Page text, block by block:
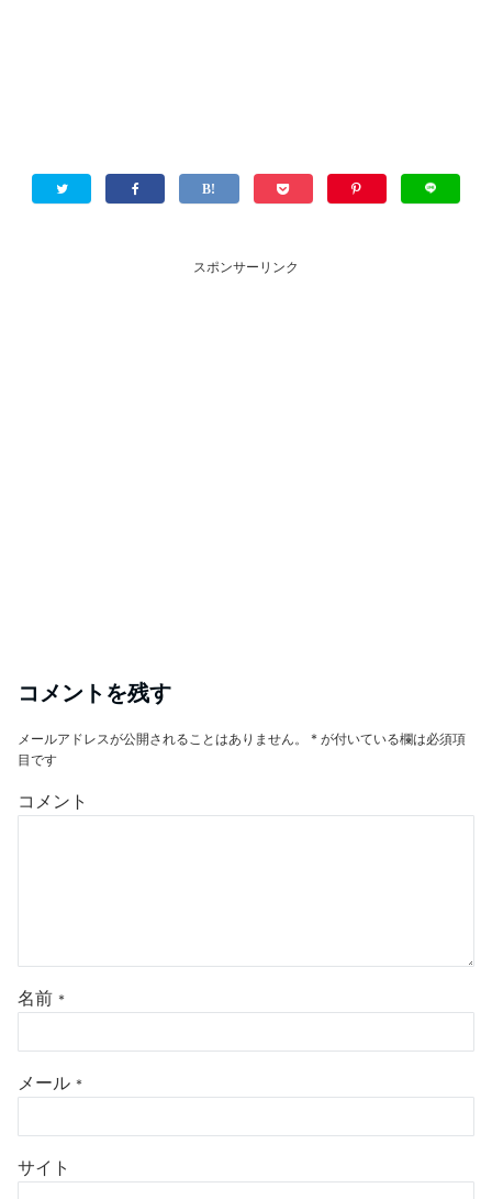
スポンサーリンク
コメントを残す
メールアドレスが公開されることはありません。 * が付いている欄は必須項
目です
コメント
名前 *
メール *
サイト